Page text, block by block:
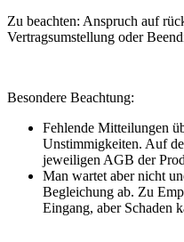
Zu beachten: Anspruch auf
Vertragsumstellung oder
Besondere Beachtung:
Fehlende Mitteilungen
Unstimmigkeiten. Auf
jeweiligen AGB der
Man wartet aber nicht
Begleichung ab. Zu
Eingang, aber Schaden